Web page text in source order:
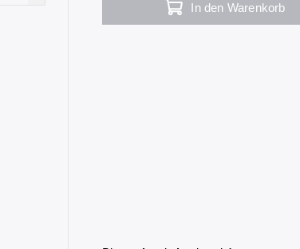
In den Warenkorb